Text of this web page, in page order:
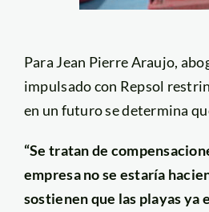
Para Jean Pierre Araujo,
impulsado con Repsol
en un futuro se determina
“Se tratan de
empresa no se estaría
sostienen que las playas ya